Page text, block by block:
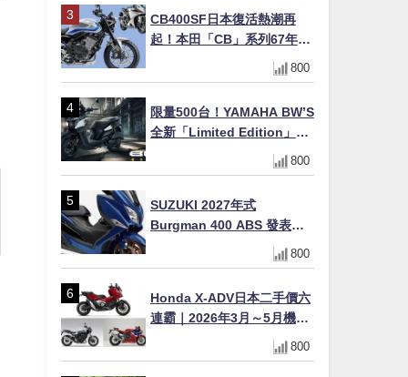
CB400SF日本復活熱潮再
起！本田「CB」系列67年傳
奇解密 與CBR差異一次搞懂
800
限量500台！YAMAHA BW’S
全新「Limited Edition」都
市探索限定色 GOOPiMADE
聯名包同步登場
800
SUZUKI 2027年式
Burgman 400 ABS 發表！
8/18日本上市、支援E10汽油
售價98萬100日圓
800
Honda X-ADV日本二手價六
連霸｜2026年3月～5月機車
轉售排行榜 CBR1000RR-R
FIREBLADE SP首度躋身前
800